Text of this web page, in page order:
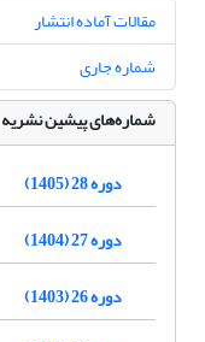
مقالات آماده انتشار
شماره جاری
شماره‌های پیشین نشریه
دوره 28 (1405)
دوره 27 (1404)
دوره 26 (1403)